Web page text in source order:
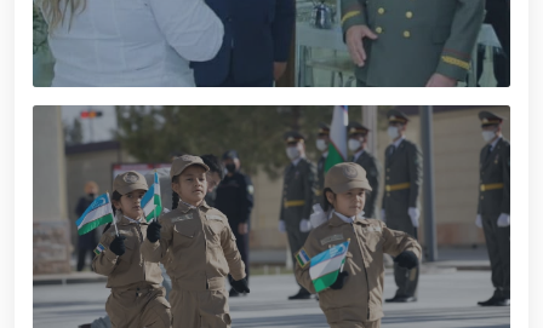
polkovnik B.Tashmatov Sirdaryo va Jizzax viloyatida
o'rganish ishlarini olib bordi // “Harbiy taʼlim tizimida
ilm-fan va pedagogik texnologiyalarni rivojlantirish
istiqbollari” mavzusida respublika harbiy ilmiy-
amaliy konferensiyasi tashkil etildi. //Milliy gvardiya
qo‘mondoni general-polkovnik B.Tashmatov ilk
manzilli ishlarini Yunusobod tumanida amalga
oshirdi. // Samarqand va Buxoro viloyatalarida
xavfsiz muhitni yaratish va jamoat xavfsizligini
ishonchli taʼminlash boʻyicha manzilli ishlar amalga
oshirildi. // Yoshlar siyosatiga oid ustuvor vazifalar
doimiy e’tiborda. // Milliy gvardiya qoʻmondoni
general-polkovnik B.Tashmatov Oʻzbekiston huquqni